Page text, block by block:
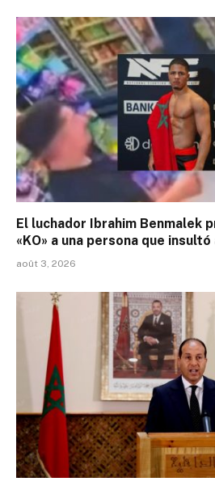
El luchador Ibrahim Benmalek
«KO» a una persona que
août 3, 2026